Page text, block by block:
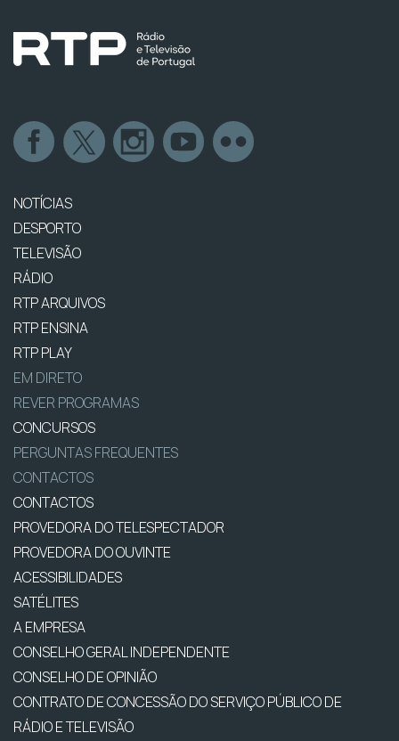
NOTÍCIAS
DESPORTO
TELEVISÃO
RÁDIO
RTP ARQUIVOS
RTP ENSINA
RTP PLAY
EM DIRETO
REVER PROGRAMAS
CONCURSOS
PERGUNTAS FREQUENTES
CONTACTOS
CONTACTOS
PROVEDORA DO TELESPECTADOR
PROVEDORA DO OUVINTE
ACESSIBILIDADES
SATÉLITES
A EMPRESA
CONSELHO GERAL INDEPENDENTE
CONSELHO DE OPINIÃO
CONTRATO DE CONCESSÃO DO SERVIÇO PÚBLICO DE
RÁDIO E TELEVISÃO